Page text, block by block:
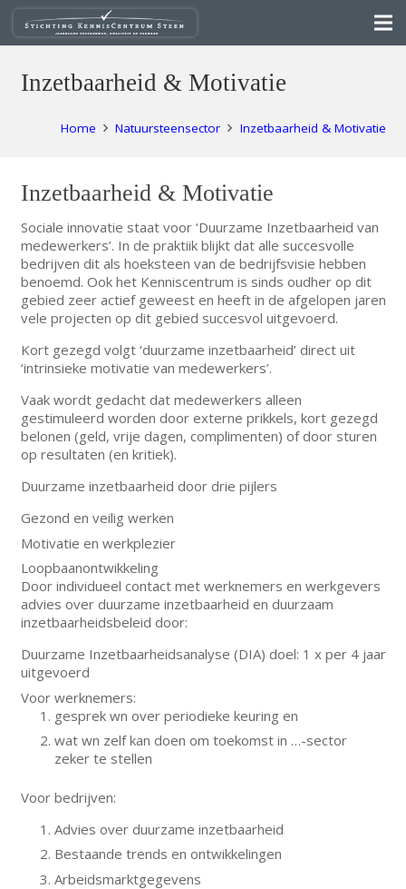
Inzetbaarheid & Motivatie
Home Natuursteensector Inzetbaarheid & Motivatie
Inzetbaarheid & Motivatie
Sociale innovatie staat voor ‘Duurzame Inzetbaarheid van
medewerkers’. In de praktiik blijkt dat alle succesvolle
bedrijven dit als hoeksteen van de bedrijfsvisie hebben
benoemd. Ook het Kenniscentrum is sinds oudher op dit
gebied zeer actief geweest en heeft in de afgelopen jaren
vele projecten op dit gebied succesvol uitgevoerd.
Kort gezegd volgt ‘duurzame inzetbaarheid’ direct uit
‘intrinsieke motivatie van medewerkers’.
Vaak wordt gedacht dat medewerkers alleen
gestimuleerd worden door externe prikkels, kort gezegd
belonen (geld, vrije dagen, complimenten) of door sturen
op resultaten (en kritiek).
Duurzame inzetbaarheid door drie pijlers
Gezond en veilig werken
Motivatie en werkplezier
Loopbaanontwikkeling
Door individueel contact met werknemers en werkgevers
advies over duurzame inzetbaarheid en duurzaam
inzetbaarheidsbeleid door:
Duurzame Inzetbaarheidsanalyse (DIA) doel: 1 x per 4 jaar
uitgevoerd
Voor werknemers:
gesprek wn over periodieke keuring en
wat wn zelf kan doen om toekomst in …-sector
zeker te stellen
Voor bedrijven:
Advies over duurzame inzetbaarheid
Bestaande trends en ontwikkelingen
Arbeidsmarktgegevens